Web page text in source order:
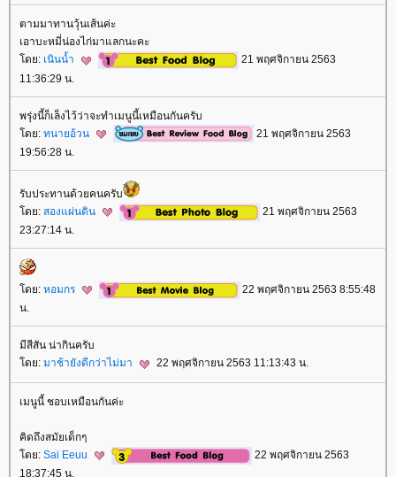
ตามมาทานวุ้นเส้นค่ะ
เอาบะหมี่น่องไก่มาแลกนะคะ
ดย: เนินน้ำ
21 พฤศจิกายน 2563
11:36:29 น.
พรุ่งนี้ก็เล็งไว้ว่าจะทำเมนูนี้เหมือนกันครับ
ดย: ทนายอ้วน
21 พฤศจิกายน 2563
19:56:28 น.
รับประทานด้วยคนครับ
ดย: สองแผ่นดิน
21 พฤศจิกายน 2563
23:27:14 น.
ดย: หอมกร
22 พฤศจิกายน 2563 8:55:48
น.
มีสีสัน น่ากินครับ
ดย: มาช้ายังดีกว่าไม่มา 22 พฤศจิกายน 2563 11:13:43 น.
เมนูนี้ ชอบเหมือนกันค่ะ
คิดถึงสมัยเด็กๆ
ดย: Sai Eeuu
22 พฤศจิกายน 2563
18:37:45 น.